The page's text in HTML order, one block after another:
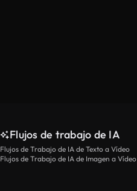
Flujos de trabajo de IA
Flujos de Trabajo de IA de Texto a Vídeo
Flujos de Trabajo de IA de Imagen a Vídeo